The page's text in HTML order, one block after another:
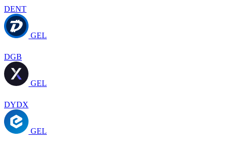
DENT
GEL
DGB
GEL
DYDX
GEL